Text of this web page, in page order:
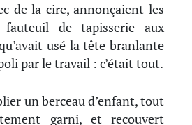
de la cire, annonçaient les
de tapisserie aux
usé la tête branlante
par le travail : c’était tout.
un berceau d’enfant, tout
garni, et recouvert